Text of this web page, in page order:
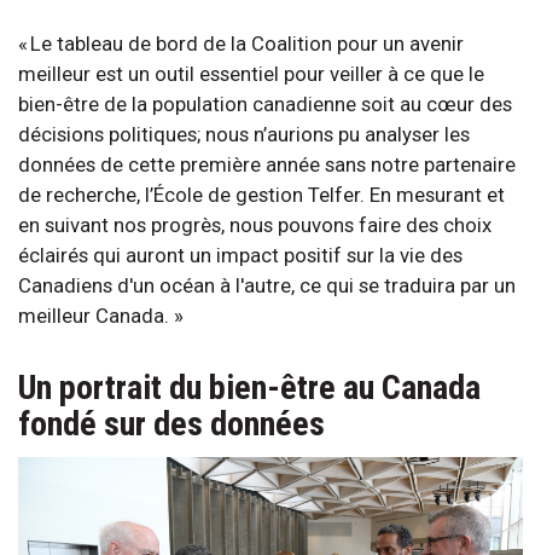
« Le tableau de bord de la Coalition pour un avenir
meilleur est un outil essentiel pour veiller à ce que le
bien-être de la population canadienne soit au cœur des
décisions politiques; nous n’aurions pu analyser les
données de cette première année sans notre partenaire
de recherche, l’École de gestion Telfer. En mesurant et
en suivant nos progrès, nous pouvons faire des choix
éclairés qui auront un impact positif sur la vie des
Canadiens d'un océan à l'autre, ce qui se traduira par un
meilleur Canada. »
Un portrait du bien-être au Canada
fondé sur des données